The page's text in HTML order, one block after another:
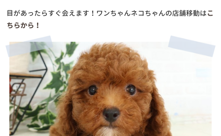
目があったらすぐ会えます！ワンちゃんネコちゃんの店舗移動はこ
ちらから！